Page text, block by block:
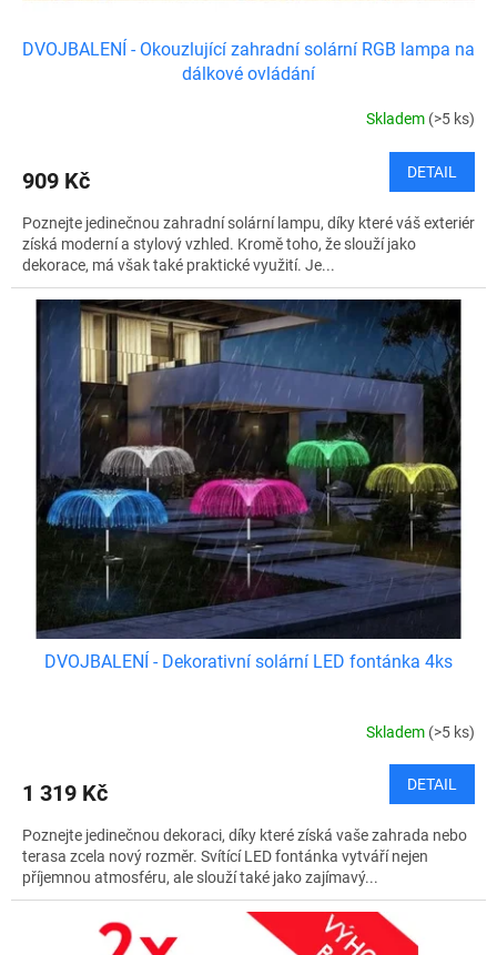
DVOJBALENÍ - Okouzlující zahradní solární RGB lampa na
dálkové ovládání
Skladem (>5 ks)
909 Kč DETAIL
Poznejte jedinečnou zahradní solární lampu, díky které váš exteriér
získá moderní a stylový vzhled. Kromě toho, že slouží jako
dekorace, má však také praktické využití. Je...
DVOJBALENÍ - Dekorativní solární LED fontánka 4ks
Skladem (>5 ks)
1 319 Kč DETAIL
Poznejte jedinečnou dekoraci, díky které získá vaše zahrada nebo
terasa zcela nový rozměr. Svítící LED fontánka vytváří nejen
příjemnou atmosféru, ale slouží také jako zajímavý...